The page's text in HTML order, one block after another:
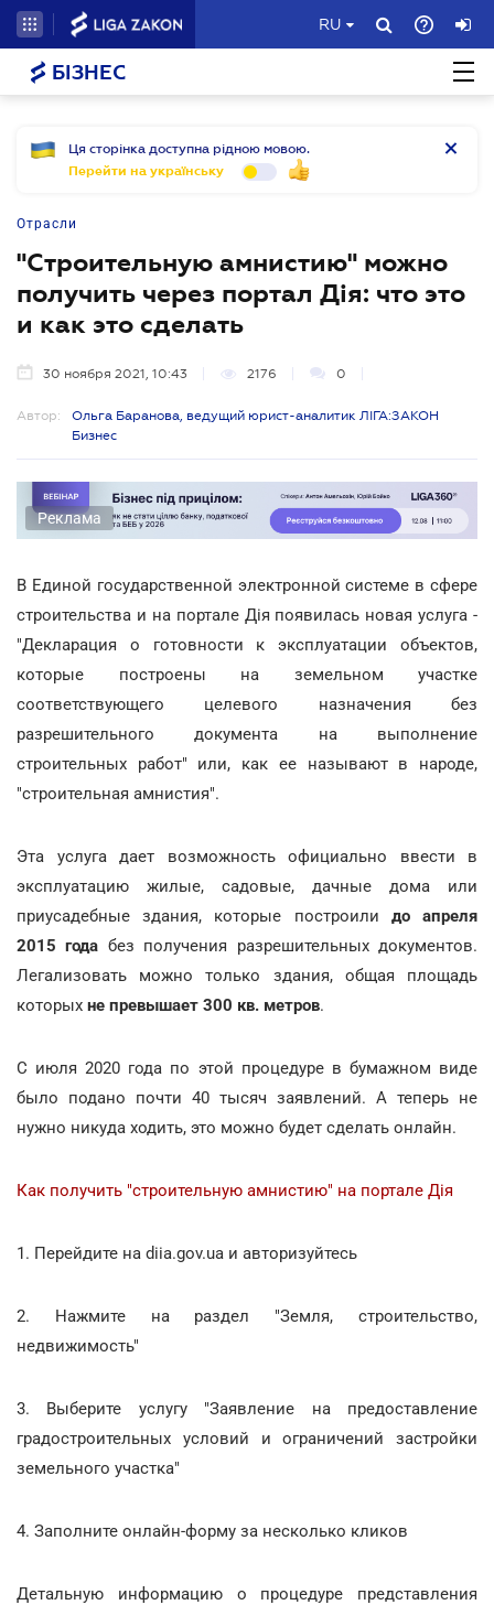
RU
БІЗНЕС
Ця сторінка доступна рідною мовою.
Перейти на українську
Отрасли
"Строительную амнистию" можно
получить через портал Дія: что это
и как это сделать
30 ноября 2021, 10:43 2176 0
Автор:
Ольга Баранова, ведущий юрист-аналитик ЛІГА:ЗАКОН
Бизнес
Реклама
В Единой государственной электронной системе в сфере
строительства и на портале Дія появилась новая услуга -
"Декларация о готовности к эксплуатации объектов,
которые построены на земельном участке
соответствующего целевого назначения без
разрешительного документа на выполнение
строительных работ" или, как ее называют в народе,
"строительная амнистия".
Эта услуга дает возможность официально ввести в
эксплуатацию жилые, садовые, дачные дома или
приусадебные здания, которые построили до апреля
2015 года без получения разрешительных документов.
Легализовать можно только здания, общая площадь
которых не превышает 300 кв. метров.
С июля 2020 года по этой процедуре в бумажном виде
было подано почти 40 тысяч заявлений. А теперь не
нужно никуда ходить, это можно будет сделать онлайн.
Как получить "строительную амнистию" на портале Дія
1. Перейдите на diia.gov.ua и авторизуйтесь
2. Нажмите на раздел "Земля, строительство,
недвижимость"
3. Выберите услугу "Заявление на предоставление
градостроительных условий и ограничений застройки
земельного участка"
4. Заполните онлайн-форму за несколько кликов
Детальную информацию о процедуре представления